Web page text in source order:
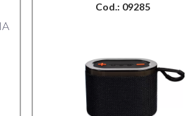
Cod.: 09285